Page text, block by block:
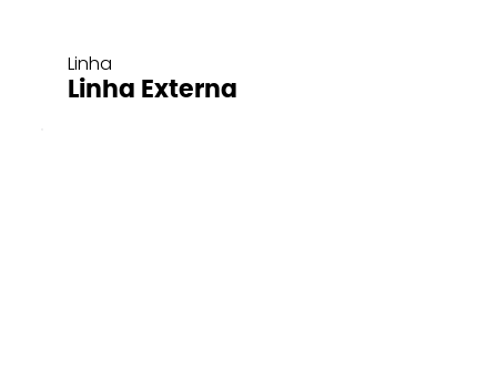
Linha
Linha Externa